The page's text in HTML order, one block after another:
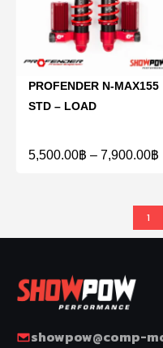
PROFENDER N-MAX155
STD – LOAD
5,500.00฿ – 7,900.00฿
1
showpow@comp-